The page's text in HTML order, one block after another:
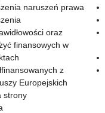
naruszeń prawa
oraz
finansowych w
z
Europejskich
strony